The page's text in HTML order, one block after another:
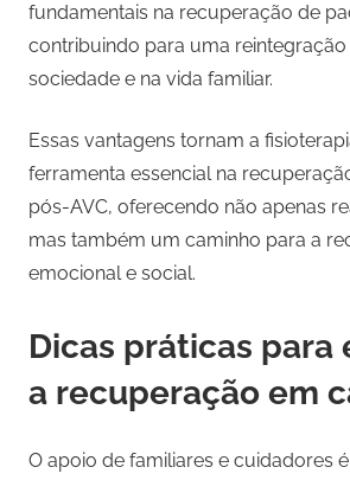
fundamentais na recuperação de
contribuindo para uma reintegração
sociedade e na vida familiar.
Essas vantagens tornam a
ferramenta essencial na
pós-AVC, oferecendo não apenas
mas também um caminho para a
emocional e social.
Dicas práticas para
a recuperação em
O apoio de familiares e cuidadores